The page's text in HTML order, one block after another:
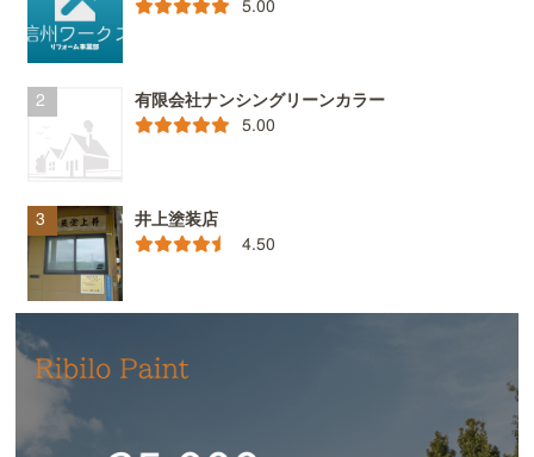
5.00
有限会社ナンシングリーンカラー
5.00
井上塗装店
4.50